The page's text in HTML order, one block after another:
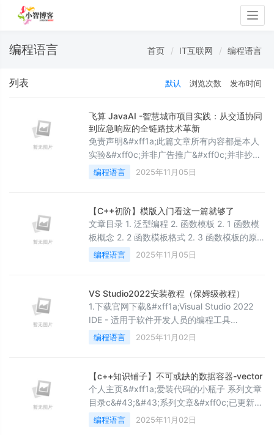
编程语言 首页 IT互联网 编程语言
列表 默认 浏览次数 发布时间
飞算 JavaAI -智慧城市项目实践：从交通协同
到应急响应的全链路技术革新
免责声明&#xff1a;此篇文章所有内容都是本人
实验&#xff0c;并非广告推广&#xff0c;并非抄袭
&#xff0c;如有侵权&#xff0c;请联系。目录一、
智慧城市核心场景的技术攻坚1.1 交通信号智能
分析1.1.2 动态信号配时优化算法1.2 城市应急
指挥调度系统的协同响应1.2.1 应急事件状态机
与流程引擎1.2.2 应急资源智能调度算法1.
编程语言 2025年11月05日
【C++初阶】模版入门看这一篇就够了
文章目录 1. 泛型编程 2. 函数模板 2. 1 函数模
板概念 2. 2 函数模板格式 2. 3 函数模板的原
理 2. 4 函数模板的实例化 2. 5 模板参数的匹
配原则 2. 6 补充&#xff1a;使用调试功能观察函
类模板的实例化 1. 泛型编程在C语言中
&#xff0c;如果我们要实现交换函数swa
编程语言 2025年11月05日
VS Studio2022安装教程（保姆级教程）
1.下载官网下载&#xff1a;Visual Studio 2022
IDE - 适用于软件开发人员的编程工具
(microsoft.com) 1.点击下载
Community2022(社区版),等待下载完成之后,
&#xff08;VisualstudioSetup.exe&#xff09;
编程语言 2025年11月02日
【c++知识铺子】不可或缺的数据容器-vector
个人主页&#xff1a;爱装代码的小瓶子 系列文章
目录c&#43;&#43;系列文章&#xff0c;已更新至
string 文章目录 系列文章目录 前言 一、
vector的函数接口。 二、详细拆解&#xff1a;
编程语言 2025年11月02日